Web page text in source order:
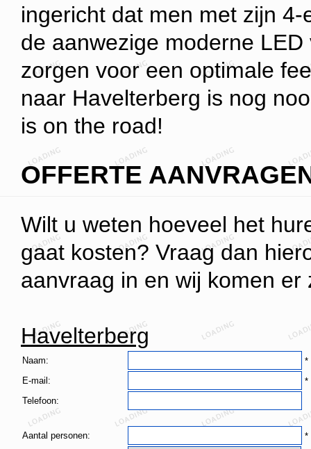
ingericht dat men met zijn
de aanwezige moderne
zorgen voor een optimale
naar Havelterberg is nog
is on the road!
OFFERTE
Wilt u weten hoeveel het
gaat kosten? Vraag dan
aanvraag in en wij komen
Havelterberg
Naam:
*
E-mail:
*
Telefoon:
Aantal personen:
*